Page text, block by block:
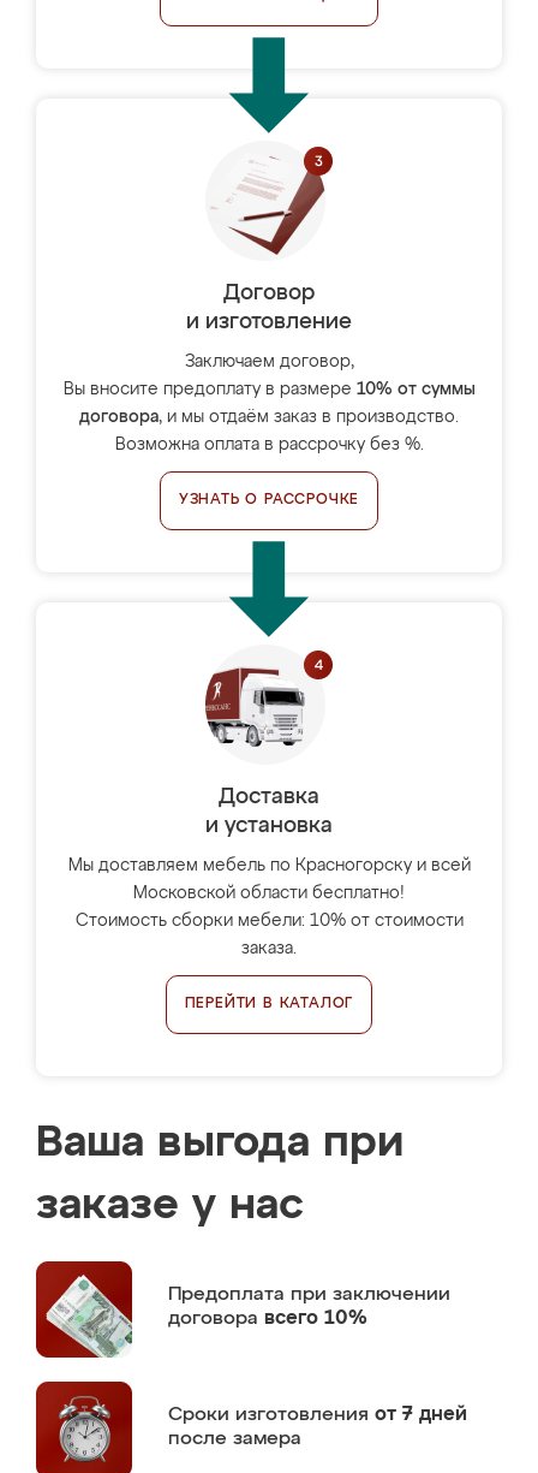
Договор
и изготовление
Заключаем договор,
Вы вносите предоплату в размере 10% от суммы
договора, и мы отдаём заказ в производство.
Возможна оплата в рассрочку без %.
УЗНАТЬ О РАССРОЧКЕ
Доставка
и установка
Мы доставляем мебель по Красногорску и всей
Московской области бесплатно!
Стоимость сборки мебели: 10% от стоимости
заказа.
ПЕРЕЙТИ В КАТАЛОГ
Ваша выгода при
заказе у нас
Предоплата при заключении
договора всего 10%
Сроки изготовления от 7 дней
после замера